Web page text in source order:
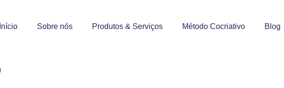
Início Sobre nós Produtos & Serviços Método Cocriativo Blog